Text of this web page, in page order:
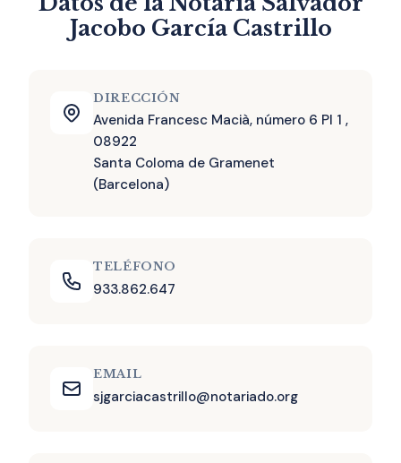
Jacobo García Castrillo
DIRECCIÓN
Avenida Francesc Macià, número 6 Pl 1 ,
08922
Santa Coloma de Gramenet
(Barcelona)
TELÉFONO
933.862.647
EMAIL
sjgarciacastrillo@notariado.org